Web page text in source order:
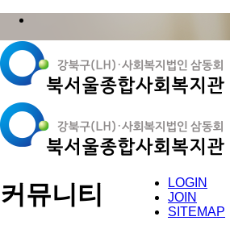
LOGIN
JOIN
SITEMAP
커뮤니티